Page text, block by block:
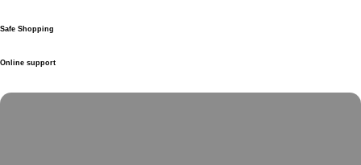
Safe Shopping
Online support